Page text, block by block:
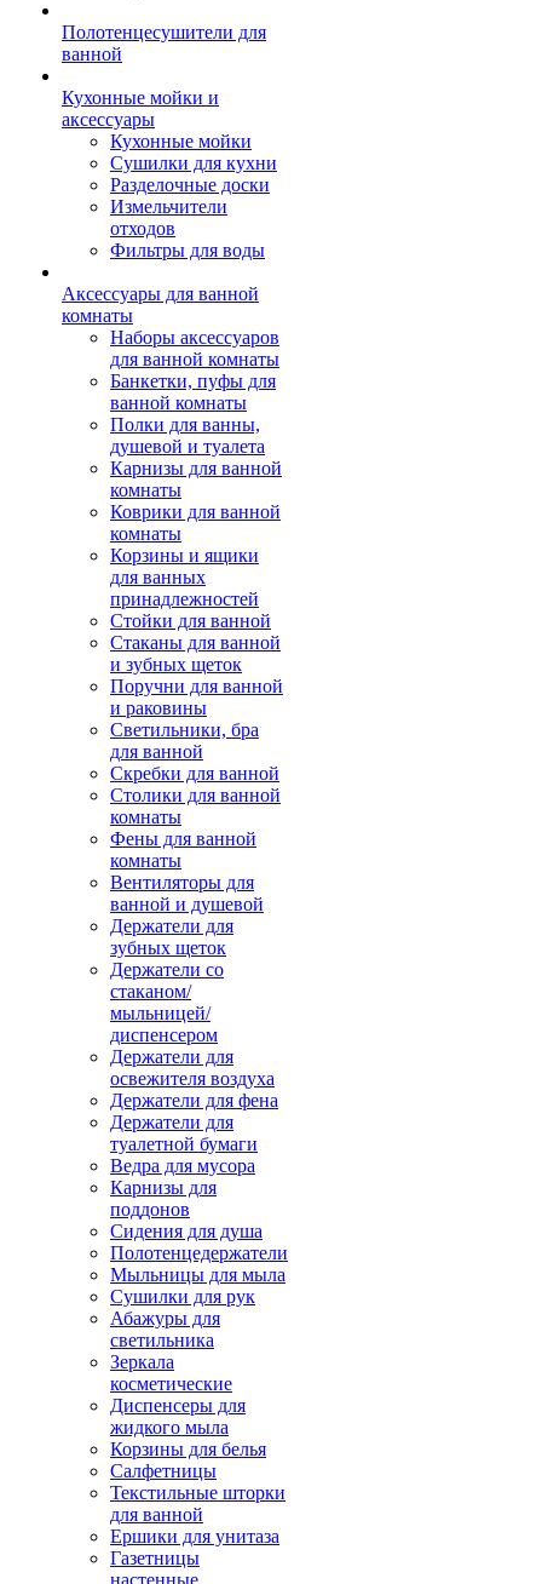
Полотенцесушители для
ванной
Кухонные мойки и
аксессуары
Кухонные мойки
Сушилки для кухни
Разделочные доски
Измельчители
отходов
Фильтры для воды
Аксессуары для ванной
комнаты
Наборы аксессуаров
для ванной комнаты
Банкетки, пуфы для
ванной комнаты
Полки для ванны,
душевой и туалета
Карнизы для ванной
комнаты
Коврики для ванной
комнаты
Корзины и ящики
для ванных
принадлежностей
Стойки для ванной
Стаканы для ванной
и зубных щеток
Поручни для ванной
и раковины
Светильники, бра
для ванной
Скребки для ванной
Столики для ванной
комнаты
Фены для ванной
комнаты
Вентиляторы для
ванной и душевой
Держатели для
зубных щеток
Держатели со
стаканом/
мыльницей/
диспенсером
Держатели для
освежителя воздуха
Держатели для фена
Держатели для
туалетной бумаги
Ведра для мусора
Карнизы для
поддонов
Сидения для душа
Полотенцедержатели
Мыльницы для мыла
Сушилки для рук
Абажуры для
светильника
Зеркала
косметические
Диспенсеры для
жидкого мыла
Корзины для белья
Салфетницы
Текстильные шторки
для ванной
Ершики для унитаза
Газетницы
настенные